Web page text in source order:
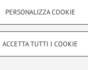
NECESSARI
utilizzati, a titolo
PERSONALIZZA COOKIE
ACCETTA TUTTI I COOKIE